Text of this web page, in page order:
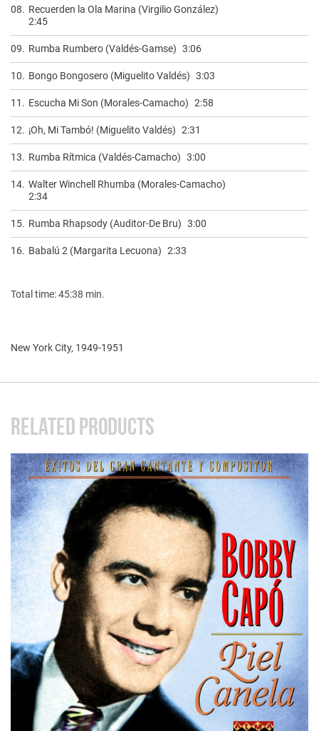
08. Recuerden la Ola Marina (Virgilio González)
2:45
09. Rumba Rumbero (Valdés-Gamse) 3:06
10. Bongo Bongosero (Miguelito Valdés) 3:03
11. Escucha Mi Son (Morales-Camacho) 2:58
12. ¡Oh, Mi Tambó! (Miguelito Valdés) 2:31
13. Rumba Rítmica (Valdés-Camacho) 3:00
14. Walter Winchell Rhumba (Morales-Camacho)
2:34
15. Rumba Rhapsody (Auditor-De Bru) 3:00
16. Babalú 2 (Margarita Lecuona) 2:33
Total time: 45:38 min.
New York City, 1949-1951
RELATED PRODUCTS